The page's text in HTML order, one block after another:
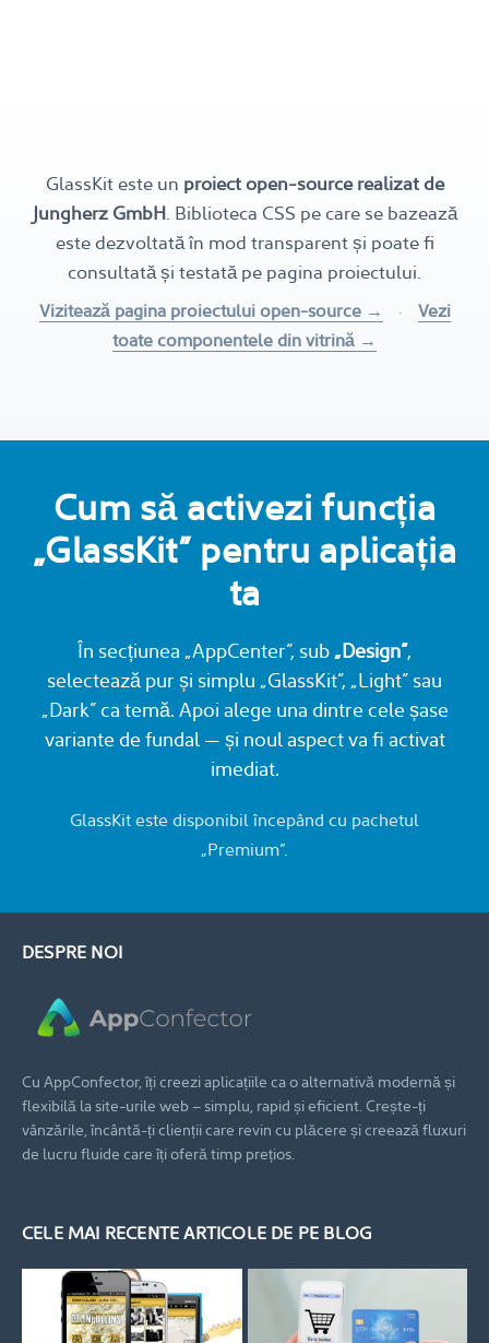
GlassKit este un proiect open-source realizat de
Jungherz GmbH. Biblioteca CSS pe care se bazează
este dezvoltată în mod transparent și poate fi
consultată și testată pe pagina proiectului.
Vizitează pagina proiectului open-source → ·
Vezi
toate componentele din vitrină →
Cum să activezi funcția
„GlassKit” pentru aplicația
ta
În secțiunea „AppCenter”, sub „Design”,
selectează pur și simplu „GlassKit”, „Light” sau
„Dark” ca temă. Apoi alege una dintre cele șase
variante de fundal — și noul aspect va fi activat
imediat.
GlassKit este disponibil începând cu pachetul
„Premium”.
DESPRE NOI
Cu AppConfector, îți creezi aplicațiile ca o alternativă modernă și
flexibilă la site-urile web – simplu, rapid și eficient. Crește-ți
vânzările, încântă-ți clienții care revin cu plăcere și creează fluxuri
de lucru fluide care îți oferă timp prețios.
CELE MAI RECENTE ARTICOLE DE PE BLOG